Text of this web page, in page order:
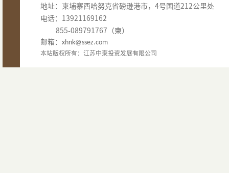
地址：柬埔寨西哈努克省磅逊港市，4号国道212公里处
电话：13921169162
855-089791767（柬）
邮箱： xhnk@ssez.com
本站版权所有：江苏中柬投资发展有限公司